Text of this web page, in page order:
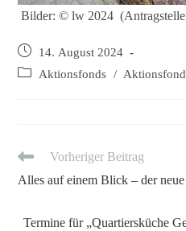
Bilder: © lw 2024
Beitrag
veröffentlicht:
14. August 2024
Beitrags-Aktionsfonds /
Weitere
ansehen
Vorheriger Beitrag
Alles auf einem Blick – der
Termine für „Quartiersküche